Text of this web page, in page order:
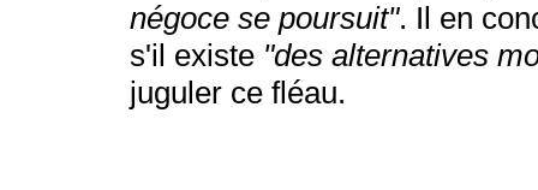
négoce se poursuit". Il en
s'il existe "des alternatives
juguler ce fléau.